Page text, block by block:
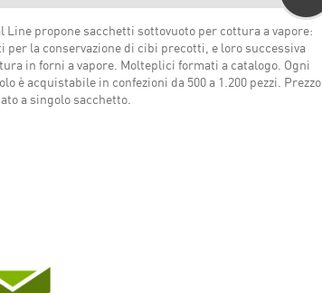
Line propone sacchetti sottovuoto per cottura a vapore:
per la conservazione di cibi precotti, e loro successiva
in forni a vapore. Molteplici formati a catalogo. Ogni
è acquistabile in confezioni da 500 a 1.200 pezzi. Prezzo
a singolo sacchetto.